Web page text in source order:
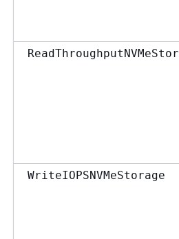
WriteIOPSNVMeStorage